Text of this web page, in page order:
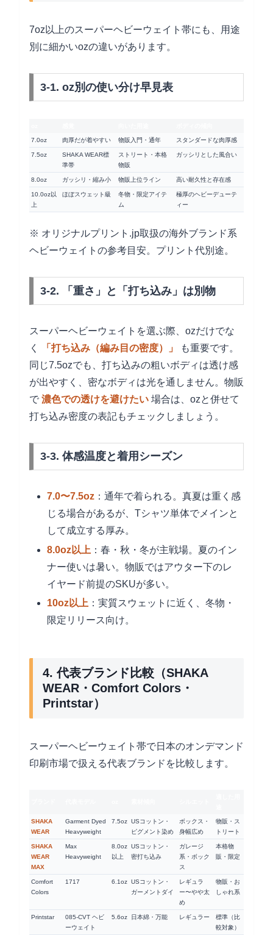
7oz以上のスーパーヘビーウェイト帯にも、用途
別に細かいozの違いがあります。
3-1. oz別の使い分け早見表
7.0oz 肉厚だが着やすい 物販入門・通年 スタンダードな肉厚感
7.5oz
SHAKA WEAR標
準帯
ストリート・本格
物販
ガッシリとした風合い
8.0oz ガッシリ・縮み小 物販上位ライン 高い耐久性と存在感
10.0oz以
上
ほぼスウェット級
冬物・限定アイテ
ム
極厚のヘビーデューテ
ィー
※ オリジナルプリント.jp取扱の海外ブランド系
ヘビーウェイトの参考目安。プリント代別途。
3-2. 「重さ」と「打ち込み」は別物
スーパーヘビーウェイトを選ぶ際、ozだけでな
く
「打ち込み（編み目の密度）」
も重要です。
同じ7.5ozでも、打ち込みの粗いボディは透け感
が出やすく、密なボディは光を通しません。物販
で 濃色での透けを避けたい 場合は、ozと併せて
打ち込み密度の表記もチェックしましょう。
3-3. 体感温度と着用シーズン
7.0〜7.5oz ：通年で着られる。真夏は重く感
じる場合があるが、Tシャツ単体でメインと
して成立する厚み。
8.0oz以上 ：春・秋・冬が主戦場。夏のイン
ナー使いは暑い。物販ではアウター下のレ
イヤード前提のSKUが多い。
10oz以上 ：実質スウェットに近く、冬物・
限定リリース向け。
4. 代表ブランド比較（SHAKA
WEAR・Comfort Colors・
Printstar）
スーパーヘビーウェイト帯で日本のオンデマンド
印刷市場で扱える代表ブランドを比較します。
SHAKA
WEAR
Garment Dyed
Heavyweight
7.5oz USコットン・
ピグメント染め
ボックス・
身幅広め
物販・ス
トリート
SHAKA
WEAR
MAX
Max
Heavyweight
8.0oz
以上
USコットン・
密打ち込み
ガレージ
系・ボック
ス
本格物
販・限定
Comfort
Colors
1717 6.1oz USコットン・
ガーメントダイ
レギュラ
ー〜やや太
め
物販・お
しゃれ系
Printstar
085-CVT ヘビ
ーウェイト
5.6oz 日本綿・万能 レギュラー
標準（比
較対象）